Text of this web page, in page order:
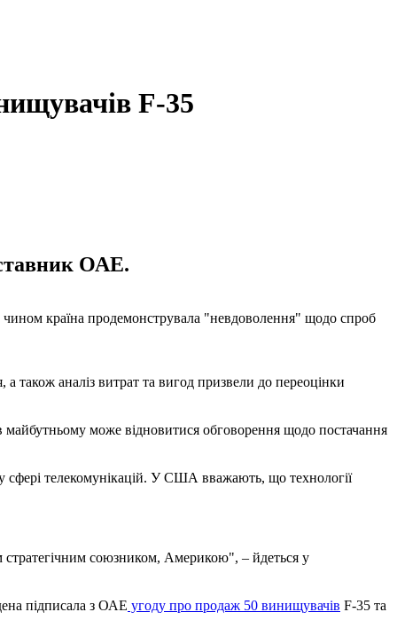
F-35
ОАЕ.
країна продемонструвала "невдоволення" щодо спроб
аналіз витрат та вигод призвели до переоцінки
може відновитися обговорення щодо постачання
сфері телекомунікацій. У США вважають, що технології
союзником, Америкою", – йдеться у
підписала з ОАЕ угоду про продаж 50 винищувачів F-35 та